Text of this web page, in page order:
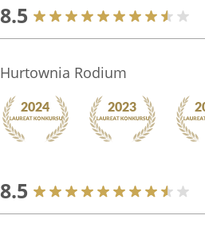
8.5
Hurtownia Rodium
8.5